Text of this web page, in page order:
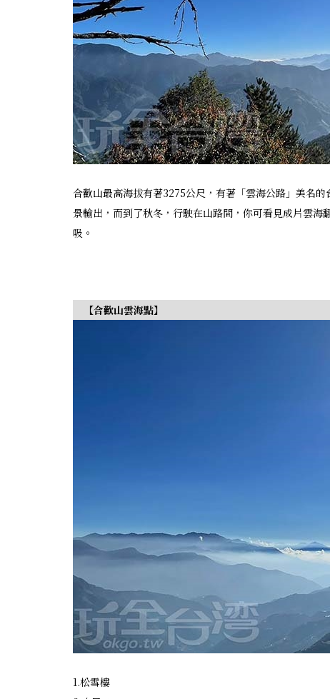
合歡山最高海拔有著3275公尺，有著「雲海公路」美名
景輸出，而到了秋冬，行駛在山路間，你可看見成片雲
吸。
【合歡山雲海點】
1.松雪樓